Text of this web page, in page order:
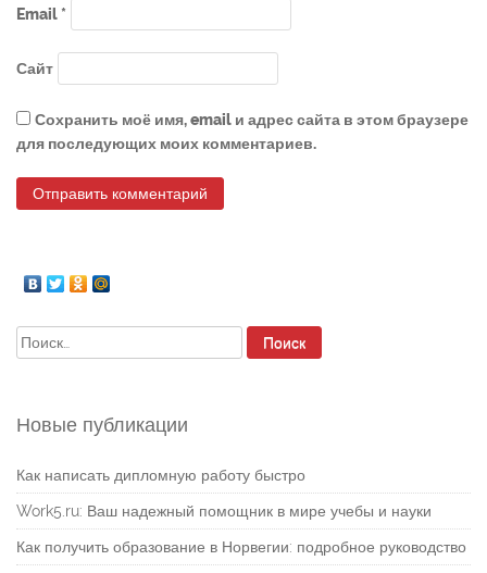
Email*
Сайт
Сохранить моё имя, email и адрес сайта в этом браузере
для последующих моих комментариев.
Найти:
Новые публикации
Как написать дипломную работу быстро
Work5.ru: Ваш надежный помощник в мире учебы и науки
Как получить образование в Норвегии: подробное руководство